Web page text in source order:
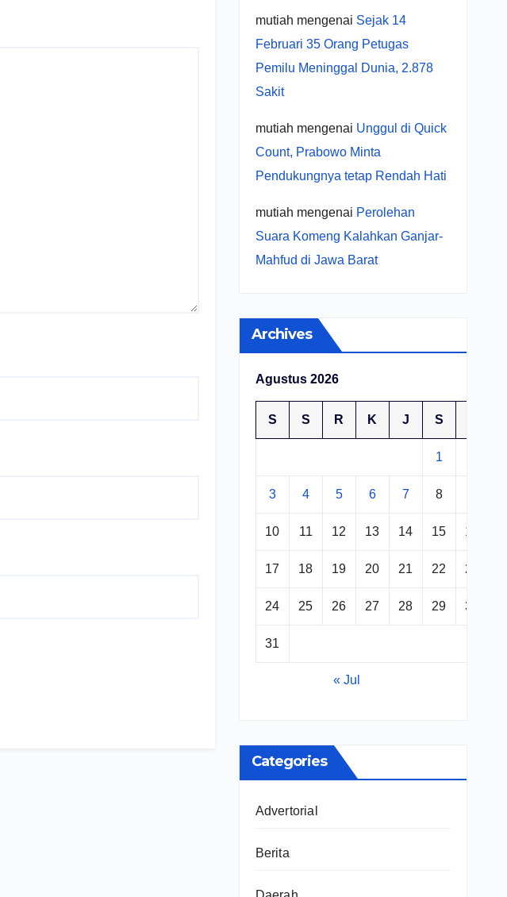
mutiah mengenai Sejak 14
Februari 35 Orang Petugas
Pemilu Meninggal Dunia, 2.878
Sakit
mutiah mengenai Unggul di Quick
Count, Prabowo Minta
Pendukungnya tetap Rendah Hati
mutiah mengenai Perolehan
Suara Komeng Kalahkan Ganjar-
Mahfud di Jawa Barat
Archives
Agustus 2026
S S R K J S
1
3 4 5 6 7 8
10 11 12 13 14 15 16
17 18 19 20 21 22 23
24 25 26 27 28 29 30
31
« Jul
Categories
Advertorial
Berita